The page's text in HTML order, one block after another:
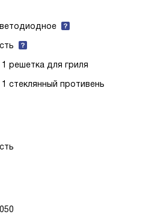
1 решетка для гриля
1 стеклянный противень